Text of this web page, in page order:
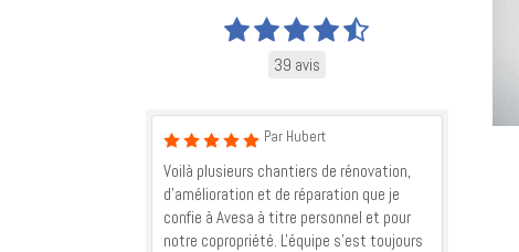
39 avis
Par Hubert
Voilà plusieurs chantiers de rénovation,
d'amélioration et de réparation que je
confie à Avesa à titre personnel et pour
notre copropriété. L'équipe s'est toujours